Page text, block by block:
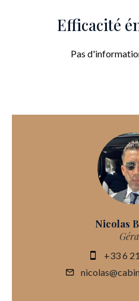
Efficacité
Pas
Nicolas
+33 6